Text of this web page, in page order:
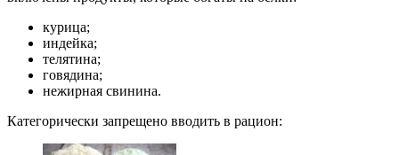
курица;
индейка;
телятина;
говядина;
нежирная свинина.
Категорически запрещено вводить в рацион: